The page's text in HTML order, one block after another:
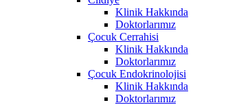
Klinik Hakkında
Doktorlarımız
Çocuk Cerrahisi
Klinik Hakkında
Doktorlarımız
Çocuk Endokrinolojisi
Klinik Hakkında
Doktorlarımız